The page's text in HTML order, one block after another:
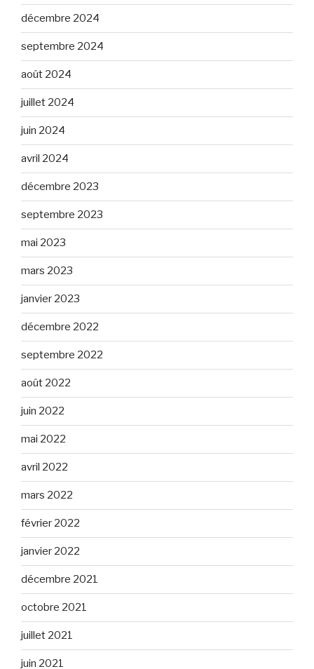
décembre 2024
septembre 2024
août 2024
juillet 2024
juin 2024
avril 2024
décembre 2023
septembre 2023
mai 2023
mars 2023
janvier 2023
décembre 2022
septembre 2022
août 2022
juin 2022
mai 2022
avril 2022
mars 2022
février 2022
janvier 2022
décembre 2021
octobre 2021
juillet 2021
juin 2021